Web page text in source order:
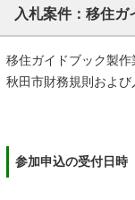
入札案件：移住
移住ガイドブック製作
秋田市財務規則および
参加申込の受付日時